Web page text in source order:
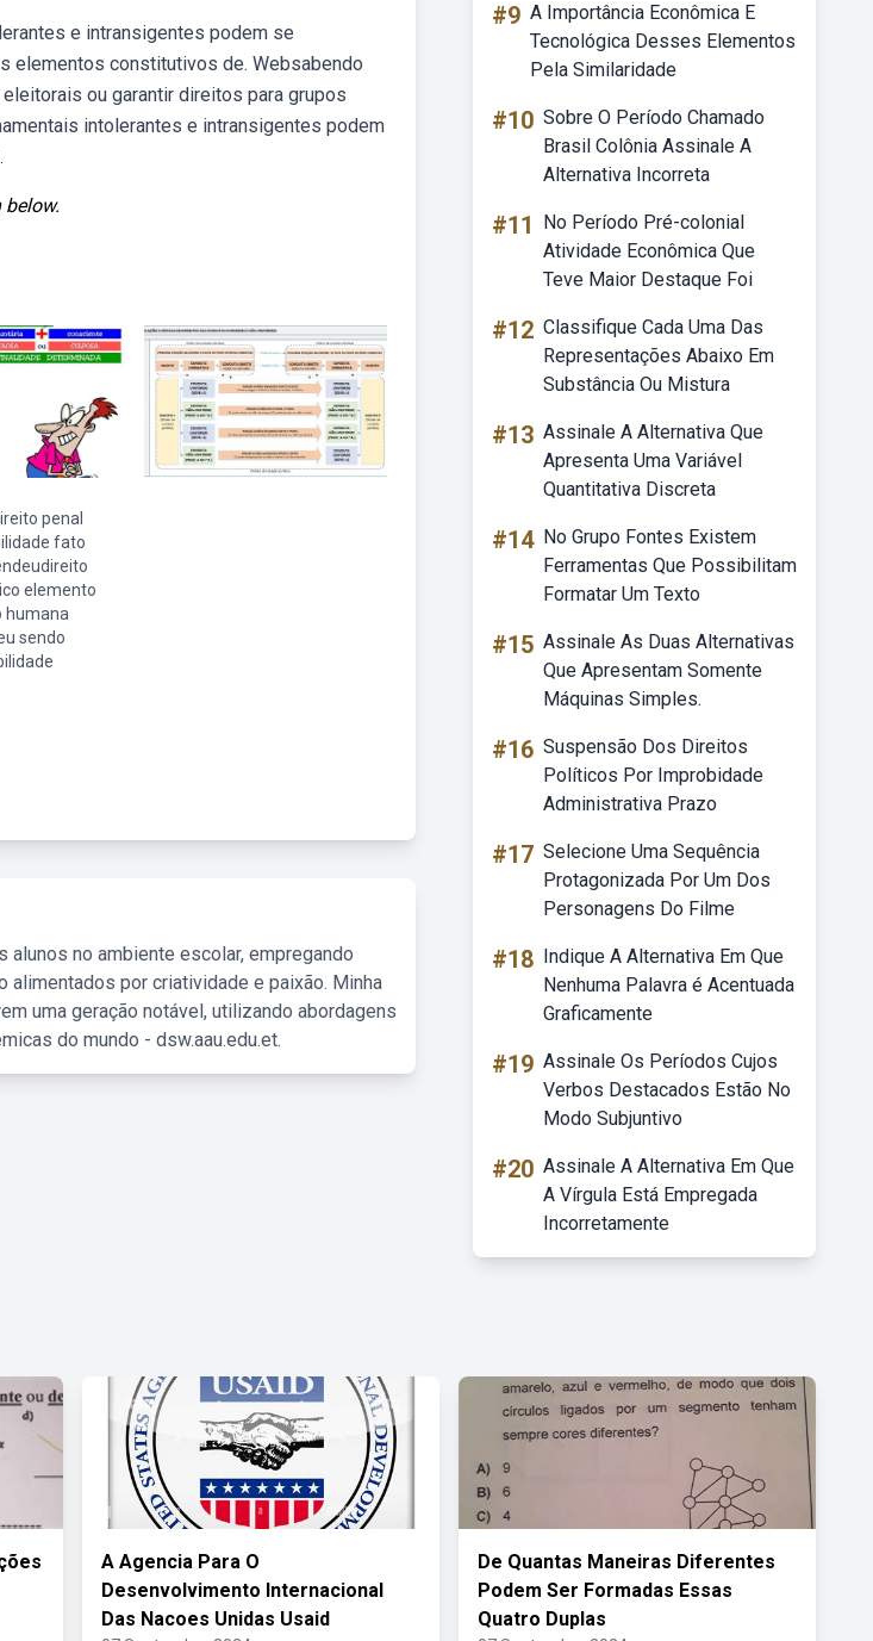
e intransigentes podem se
elementos constitutivos de. Websabendo
ou garantir direitos para grupos
intolerantes e intransigentes podem
penal
fato
elemento
humana
sendo
no ambiente escolar, empregando
por criatividade e paixão. Minha
uma geração notável, utilizando abordagens
do mundo - dsw.aau.edu.et.
#9 A Importância Econômica E
Tecnológica Desses Elementos
Pela Similaridade
#10 Sobre O Período Chamado
Brasil Colônia Assinale A
Alternativa Incorreta
#11
No Período Pré-colonial
Atividade Econômica Que
Teve Maior Destaque Foi
#12 Classifique Cada Uma Das
Representações Abaixo Em
Substância Ou Mistura
#13 Assinale A Alternativa Que
Apresenta Uma Variável
Quantitativa Discreta
#14 No Grupo Fontes Existem
Ferramentas Que Possibilitam
Formatar Um Texto
#15 Assinale As Duas Alternativas
Que Apresentam Somente
Máquinas Simples.
#16 Suspensão Dos Direitos
Políticos Por Improbidade
Administrativa Prazo
#17 Selecione Uma Sequência
Protagonizada Por Um Dos
Personagens Do Filme
#18 Indique A Alternativa Em Que
Nenhuma Palavra é Acentuada
Graficamente
#19 Assinale Os Períodos Cujos
Verbos Destacados Estão No
Modo Subjuntivo
#20 Assinale A Alternativa Em Que
A Vírgula Está Empregada
Incorretamente
A Agencia Para O
Desenvolvimento Internacional
Das Nacoes Unidas Usaid
De Quantas Maneiras Diferentes
Podem Ser Formadas Essas
Quatro Duplas